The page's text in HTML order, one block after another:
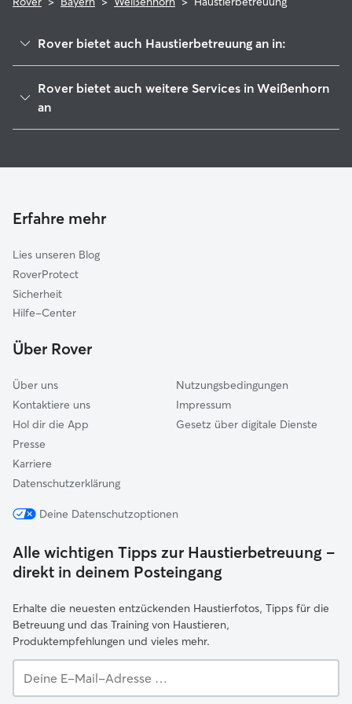
Rover bietet auch Haustierbetreuung an in:
Senden
Illertissen
Dietenheim
Kirchberg-Weihungstal
Ichenhausen
Rover bietet auch weitere Services in Weißenhorn
an
Gassi-Service in Weißenhorn
Erfahre mehr
Lies unseren Blog
RoverProtect
Sicherheit
Hilfe-Center
Über Rover
Über uns
Kontaktiere uns
Hol dir die App
Presse
Karriere
Datenschutzerklärung
Nutzungsbedingungen
Impressum
Gesetz über digitale Dienste
Deine Datenschutzoptionen
Alle wichtigen Tipps zur Haustierbetreuung –
direkt in deinem Posteingang
Erhalte die neuesten entzückenden Haustierfotos, Tipps für die
Betreuung und das Training von Haustieren,
Produktempfehlungen und vieles mehr.
E-